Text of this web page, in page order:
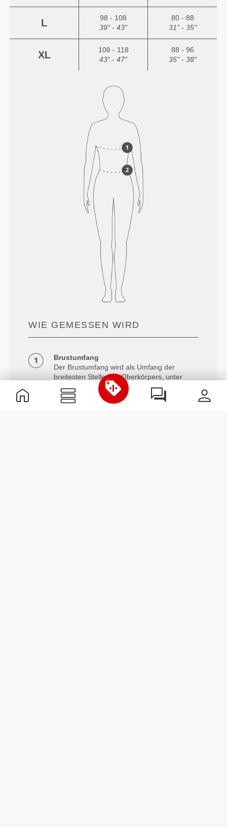
L
98 - 108
39" - 43"
80 - 88
31" - 35"
XL
108 - 118
43" - 47"
88 - 96
35" - 38"
WIE GEMESSEN WIRD
Brustumfang
Der Brustumfang wird als Umfang der
breitesten Stelle des Oberkörpers, unter
den Achselhöhlen und Ihren Schulterblätter
gemessen, wobei das Maßband horizontal
eng am Körper anliegen sollte.